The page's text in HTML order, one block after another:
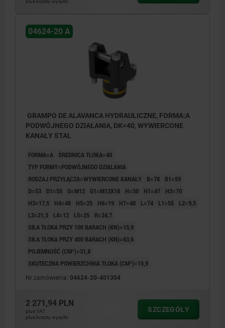
04624-20 A
GRAMPO DE ALAVANCA HYDRAULICZNE, FORMA:A
PODWÓJNEGO DZIAŁANIA, DK=40, WYWIERCONE
KANAŁY STAL
FORMA=A
ŚREDNICA TŁOKA=40
TYP FORMY=PODWÓJNEGO DZIALANIA
RODZAJ PRZYŁĄCZA=WYWIERCONE KANAŁY
B=78
B1=59
D=53
D1=55 G=M12 G1=M12X18 H=50 H1=47
H2=70
H3=17,5
H4=48 H5=25 H6=19 H7=40 L=74 L1=55
L2=9,5
L3=21,5
L4=12 L5=25
R=24,7
SIŁA TŁOKA PRZY 100 BARACH (KN)=15,9
SIŁA TŁOKA PRZY 400 BARACH (KN)=63,6
POJEMNOŚĆ (CM³)=31,8
SKUTECZNA POWIERZCHNIA TŁOKA (CM²)=15,9
Nr zamówienia: 04624-20-401304
2 271,94 PLN
plus VAT
plus koszty wysyłki
SZCZEGÓŁY